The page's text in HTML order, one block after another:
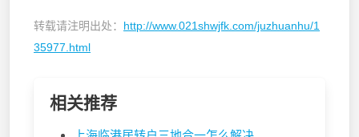
转载请注明出处： http://www.021shwjfk.com/juzhuanhu/1
35977.html
相关推荐